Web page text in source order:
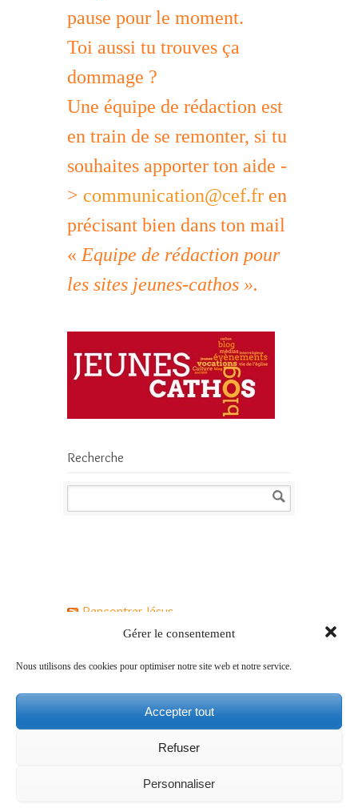
Gérer le consentement
Nous utilisons des cookies pour optimiser notre site web et notre service.
Accepter tout
Refuser
Personnaliser
pause pour le moment.
Toi aussi tu trouves ça
dommage ?
Une équipe de rédaction est
en train de se remonter, si tu
souhaites apporter ton aide -
> communication@cef.fr en
précisant bien dans ton mail
« Equipe de rédaction pour
les sites jeunes-cathos ».
Recherche
Rencontrer Jésus
Comment vivre le Carême avec Jésus ?